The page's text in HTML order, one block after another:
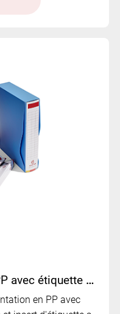
Livre de présentation en PP avec étiquette au dos – Organiseur de documents multi-poches | MFO-009B
en PP avec